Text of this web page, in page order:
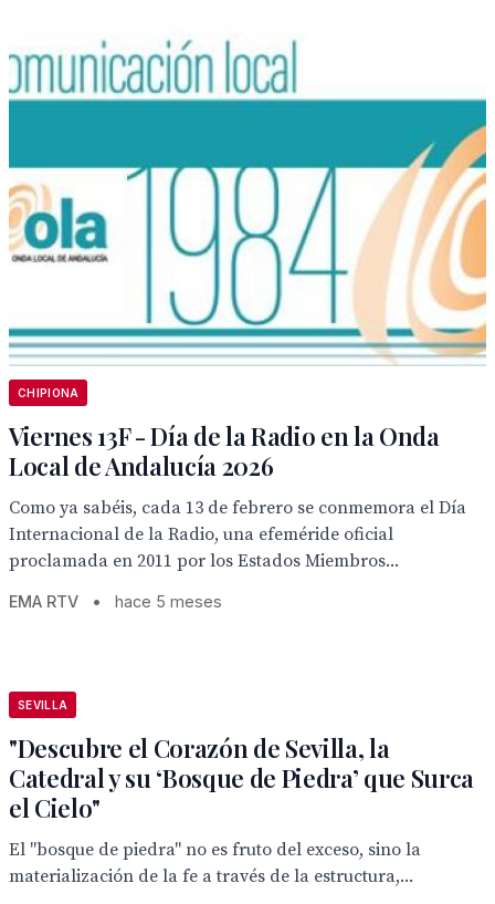
CHIPIONA
Viernes 13F - Día de la Radio en la Onda
Local de Andalucía 2026
Como ya sabéis, cada 13 de febrero se conmemora el Día
Internacional de la Radio, una efeméride oficial
proclamada en 2011 por los Estados Miembros...
EMA RTV • hace 5 meses
SEVILLA
"Descubre el Corazón de Sevilla, la
Catedral y su ‘Bosque de Piedra’ que Surca
el Cielo"
El "bosque de piedra" no es fruto del exceso, sino la
materialización de la fe a través de la estructura,...